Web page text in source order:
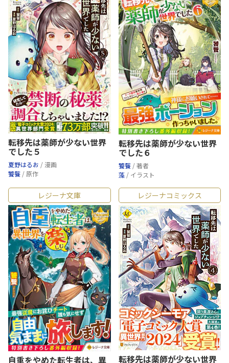
転移先は薬師が少ない世界
でした５
夏野はるお / 漫画
饕餮 / 原作
転移先は薬師が少ない世界
でした６
饕餮 / 著者
藻 / イラスト
レジーナ文庫
自重をやめた転生者は、異
レジーナコミックス
転移先は薬師が少ない世界